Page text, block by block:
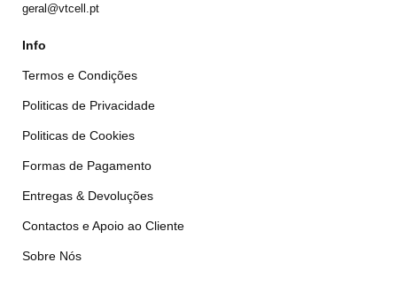
geral@vtcell.pt
Info
Termos e Condições
Politicas de Privacidade
Politicas de Cookies
Formas de Pagamento
Entregas & Devoluções
Contactos e Apoio ao Cliente
Sobre Nós